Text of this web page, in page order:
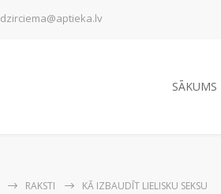
dzirciema@aptieka.lv
SĀKUMS
RAKSTI KĀ IZBAUDĪT LIELISKU SEKSU